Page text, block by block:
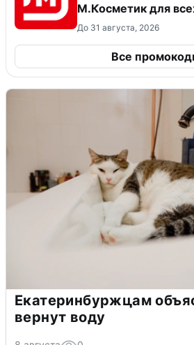
М.Косметик для
До 31 августа, 2026
Все
Екатеринбуржцам
вернут воду